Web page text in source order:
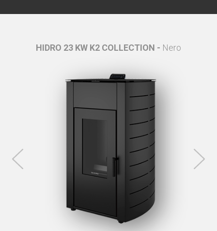
HIDRO 23 KW K2 COLLECTION - Nero